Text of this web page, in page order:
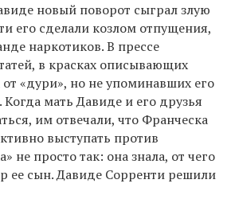
новый поворот сыграл злую
его сделали козлом отпущения,
наркотиков. В прессе
в красках описывающих
«дури», но не упоминавших его
мать Давиде и его друзья
им отвечали, что Франческа
выступать против
не просто так: она знала, от чего
ее сын. Давиде Сорренти решили